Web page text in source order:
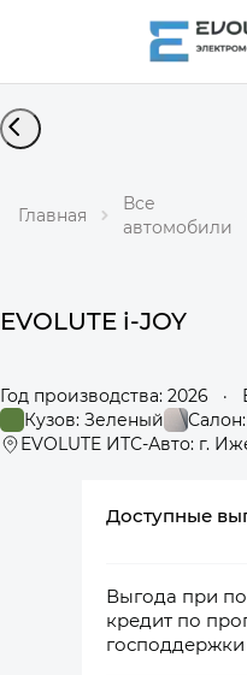
Главная
Все
автомобили
EVOLUTE i-JOY
Год производства: 2026 ·
Кузов: Зеленый
EVOLUTE ИТС-Авто: г.
Доступные
Выгода при
кредит по
господдержки